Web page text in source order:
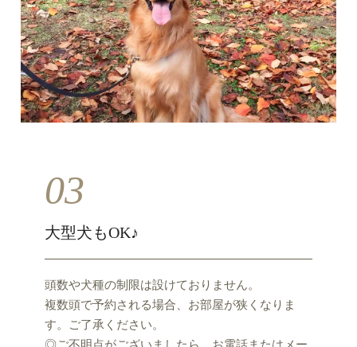
03
大型犬もOK♪
頭数や犬種の制限は設けておりません。
複数頭で予約される場合、お部屋が狭くなりま
す。ご了承ください。
◎ご不明点がございましたら、お電話またはメー